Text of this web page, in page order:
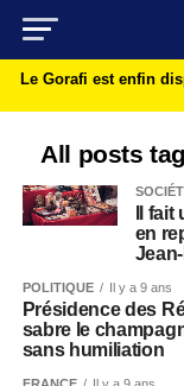
Le Gorafi est enfin
All posts
Il
en
POLITIQUE Il y a 9 ans
Présidence des
sabre le
sans humiliation